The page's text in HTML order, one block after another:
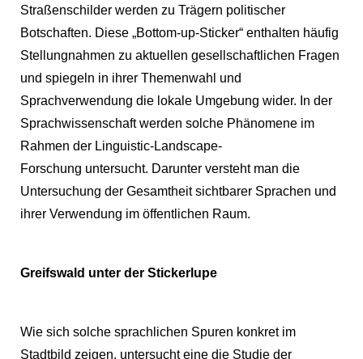
Straßenschilder werden zu Trägern politischer
Botschaften. Diese „Bottom-up-Sticker“ enthalten häufig
Stellungnahmen zu aktuellen gesellschaftlichen Fragen
und spiegeln in ihrer Themenwahl und
Sprachverwendung die lokale Umgebung wider. In der
Sprachwissenschaft werden solche Phänomene im
Rahmen der Linguistic-Landscape-
Forschung untersucht. Darunter versteht man die
Untersuchung der Gesamtheit sichtbarer Sprachen und
ihrer Verwendung im öffentlichen Raum.
Greifswald unter der Stickerlupe
Wie sich solche sprachlichen Spuren konkret im
Stadtbild zeigen, untersucht eine die Studie der